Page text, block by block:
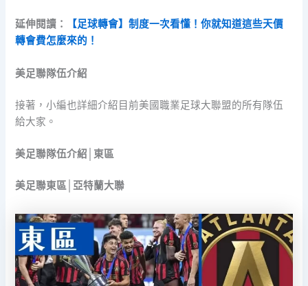
延伸閱讀：
【足球轉會】制度一次看懂！你就知道這些天價
轉會費怎麼來的！
美足聯隊伍介紹
接著，小編也詳細介紹目前美國職業足球大聯盟的所有隊伍
給大家。
美足聯隊伍介紹│東區
美足聯東區│亞特蘭大聯